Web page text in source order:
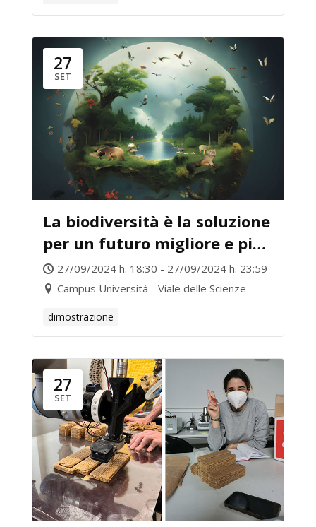
27
SET
La biodiversità è la soluzione
per un futuro migliore e più
sostenibile
27/09/2024 h. 18:30 - 27/09/2024 h. 23:59
Campus Università - Viale delle Scienze
dimostrazione
27
SET